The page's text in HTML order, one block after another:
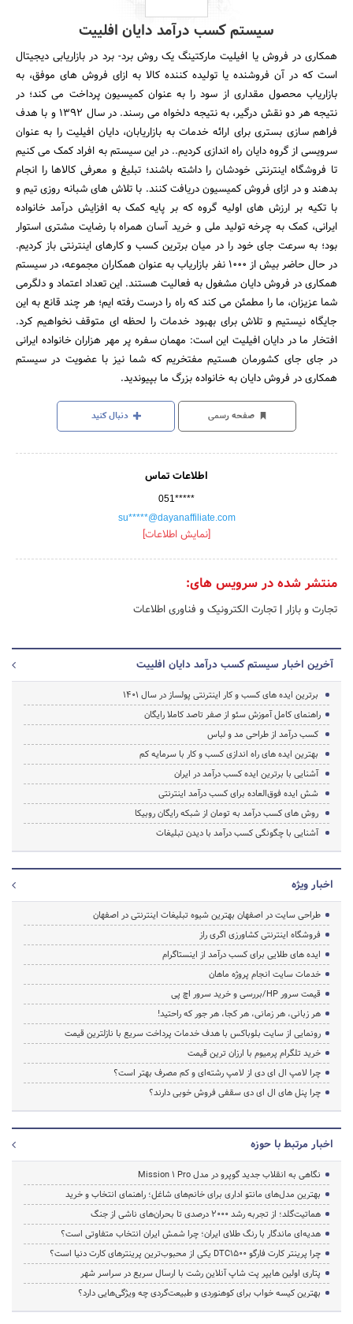
سیستم کسب درآمد دایان افلییت
همکاری در فروش یا افیلیت مارکتینگ یک روش برد- برد در بازاریابی دیجیتال
است که در آن فروشنده یا تولیده کننده کالا به ازای فروش های موفق، به
بازاریاب محصول مقداری از سود را به عنوان کمیسیون پرداخت می کند؛ در
نتیجه هر دو نقش درگیر، به نتیجه دلخواه می رسند. در سال 1392 و با هدف
فراهم سازی بستری برای ارائه خدمات به بازاریابان، دایان افیلیت را به عنوان
سرویسی از گروه دایان راه اندازی کردیم.. در این سیستم به افراد کمک می کنیم
تا فروشگاه اینترنتی خودشان را داشته باشند؛ تبلیغ و معرفی کالاها را انجام
بدهند و در ازای فروش کمیسیون دریافت کنند. با تلاش های شبانه روزی تیم و
با تکیه بر ارزش های اولیه گروه که بر پایه کمک به افزایش درآمد خانواده
ایرانی، کمک به چرخه تولید ملی و خرید آسان همراه با رضایت مشتری استوار
بود؛ به سرعت جای خود را در میان برترین کسب و کارهای اینترنتی باز کردیم.
در حال حاضر بیش از 1000 نفر بازاریاب به عنوان همکاران مجموعه، در سیستم
همکاری در فروش دایان مشغول به فعالیت هستند. این تعداد اعتماد و دلگرمی
شما عزیزان، ما را مطمئن می کند که راه را درست رفته ایم؛ هر چند قانع به این
جایگاه نیستیم و تلاش برای بهبود خدمات را لحظه ای متوقف نخواهیم کرد.
افتخار ما در دایان افیلیت این است: مهمان سفره پر مهر هزاران خانواده ایرانی
در جای جای کشورمان هستیم مفتخریم که شما نیز با عضویت در سیستم
همکاری در فروش دایان به خانواده بزرگ ما بپیوندید.
صفحه رسمی دنبال کنید
اطلاعات تماس
051*****
su*****@dayanaffiliate.com
[نمایش اطلاعات]
منتشر شده در سرویس های:
تجارت و بازار | تجارت الکترونیک و فناوری اطلاعات
آخرین اخبار سیستم کسب درآمد دایان افلییت
برترین ایده های کسب و کار اینترنتی پولساز در سال 1401
راهنمای کامل آموزش سئو از صفر تاصد کاملا رایگان
کسب درآمد از طراحی مد و لباس
بهترین ایده های راه اندازی کسب و کار با سرمایه کم
آشنایی با برترین ایده کسب درآمد در ایران
شش ایده فوق‌العاده برای کسب درآمد اینترنتی
روش های کسب درآمد به تومان از شبکه رایگان روبیکا
آشنایی با چگونگی کسب درآمد با دیدن تبلیغات
اخبار ویژه
طراحی سایت در اصفهان بهترین شیوه تبلیغات اینترنتی در اصفهان
فروشگاه اینترنتی کشاورزی اگری راز
ایده های طلایی برای کسب درآمد از اینستاگرام
خدمات سایت انجام پروژه ماهان
قیمت سرور HP/بررسی و خرید سرور اچ پی
هر زبانی، هر زمانی، هر کجا، هر جور که راحتید!
رونمایی از سایت بلوباکس با هدف خدمات پرداخت سریع با نازلترین قیمت
خرید تلگرام پرمیوم با ارزان ترین قیمت
چرا لامپ ال ای دی از لامپ رشته‌ای و کم مصرف بهتر است؟
چرا پنل های ال ای دی سقفی فروش خوبی دارند؟
اخبار مرتبط با حوزه
نگاهی به انقلاب جدید گوپرو در مدل Mission 1 Pro
بهترین مدل‌های مانتو اداری برای خانم‌های شاغل؛ راهنمای انتخاب و خرید
هماتیت‌گلد؛ از تجربه رشد ۲۰۰۰ درصدی تا بحران‌های ناشی از جنگ
هدیه‌ای ماندگار با رنگ طلای ایران؛ چرا شمش ایران انتخاب متفاوتی است؟
چرا پرینتر کارت فارگو DTC1500 یکی از محبوب‌ترین پرینترهای کارت دنیا است؟
پتاری اولین هایپر پت شاپ آنلاین رشت با ارسال سریع در سراسر شهر
بهترین کیسه خواب برای کوهنوردی و طبیعت‌گردی چه ویژگی‌هایی دارد؟